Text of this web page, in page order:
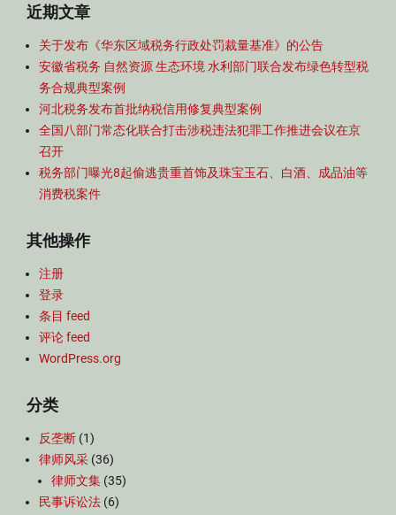
近期文章
关于发布《华东区域税务行政处罚裁量基准》的公告
安徽省税务 自然资源 生态环境 水利部门联合发布绿色转型税
务合规典型案例
河北税务发布首批纳税信用修复典型案例
全国八部门常态化联合打击涉税违法犯罪工作推进会议在京
召开
税务部门曝光8起偷逃贵重首饰及珠宝玉石、白酒、成品油等
消费税案件
其他操作
注册
登录
条目 feed
评论 feed
WordPress.org
分类
反垄断 (1)
律师风采 (36)
律师文集 (35)
民事诉讼法 (6)